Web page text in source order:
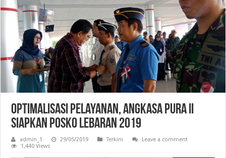
Optimalisasi Pelayanan, Angkasa Pura II
Siapkan Posko Lebaran 2019
admin_1 29/05/2019 Terkini
Leave a comment
1,440 Views